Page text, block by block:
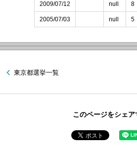
2009/07/12 null 8
2005/07/03 null 5
東京都選挙一覧
このページをシェア